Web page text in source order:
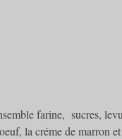
farine, sucres,
la créme de marron